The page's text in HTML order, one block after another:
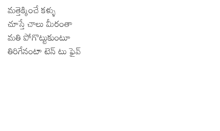
మత్తెక్కించే కళ్ళు
చూస్తే చాలు మీరంతా
మతి పోగొట్టుకుంటూ
తిరిగేనంటా టెన్ టు ఫైవ్